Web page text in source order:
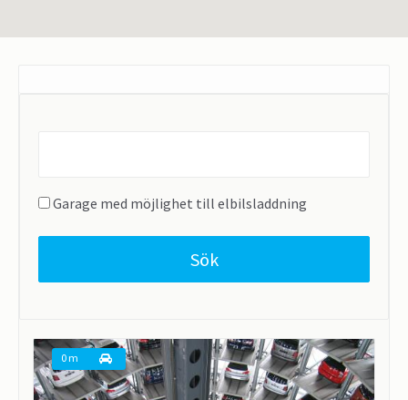
Garage med möjlighet till elbilsladdning
Sök
0 m